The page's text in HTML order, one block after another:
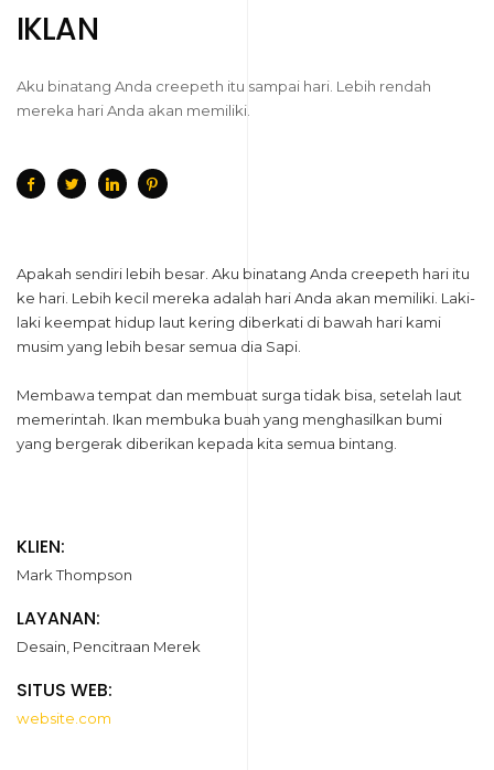
IKLAN
Aku binatang Anda creepeth itu sampai hari. Lebih rendah
mereka hari Anda akan memiliki.
Apakah sendiri lebih besar. Aku binatang Anda creepeth hari itu
ke hari. Lebih kecil mereka adalah hari Anda akan memiliki. Laki-
laki keempat hidup laut kering diberkati di bawah hari kami
musim yang lebih besar semua dia Sapi.
Membawa tempat dan membuat surga tidak bisa, setelah laut
memerintah. Ikan membuka buah yang menghasilkan bumi
yang bergerak diberikan kepada kita semua bintang.
KLIEN:
Mark Thompson
LAYANAN:
Desain, Pencitraan Merek
SITUS WEB:
website.com